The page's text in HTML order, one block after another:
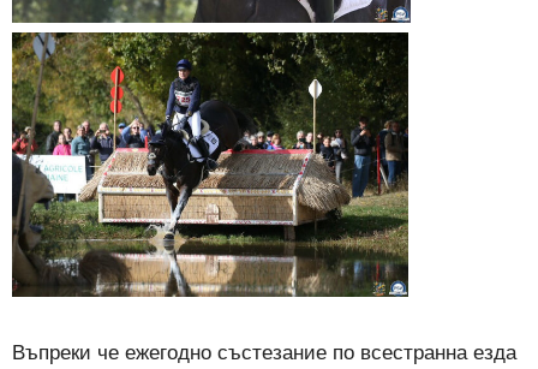
Въпреки че ежегодно състезание по всестранна езда